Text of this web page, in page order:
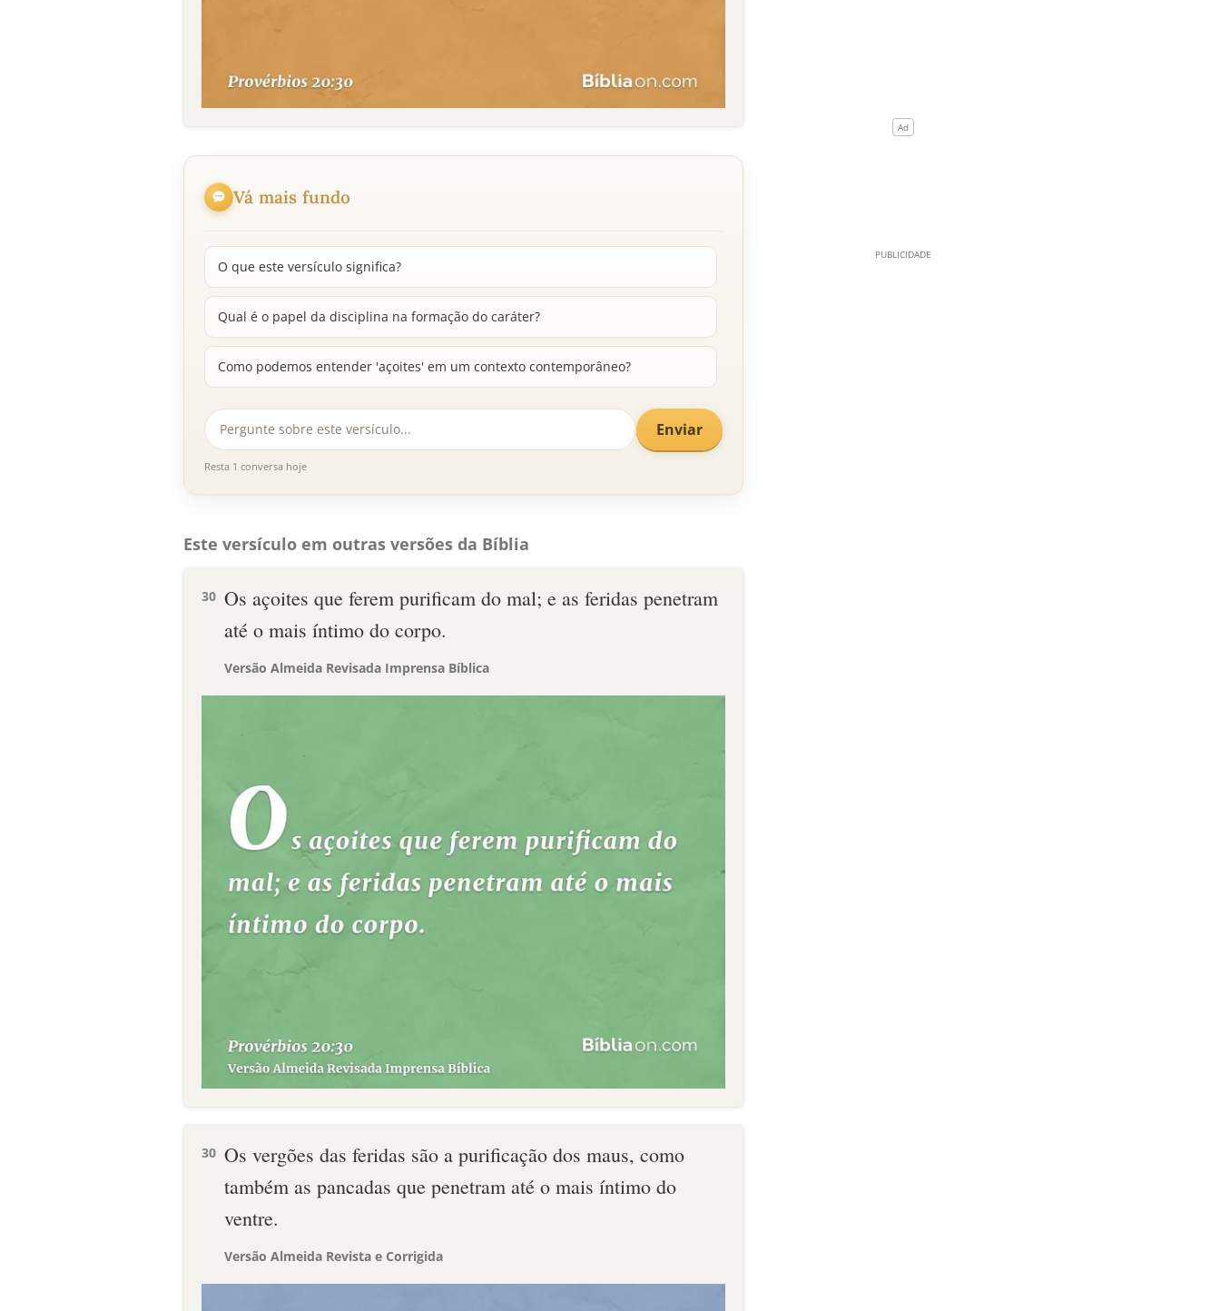
Vá mais fundo
O que este versículo significa?
Qual é o papel da disciplina na formação do caráter?
Como podemos entender 'açoites' em um contexto contemporâneo?
Enviar
Resta 1 conversa hoje
Este versículo em outras versões da Bíblia
30 Os açoites que ferem purificam do mal; e as feridas penetram
até o mais íntimo do corpo.
Versão Almeida Revisada Imprensa Bíblica
30 Os vergões das feridas são a purificação dos maus, como
também as pancadas que penetram até o mais íntimo do
ventre.
Versão Almeida Revista e Corrigida